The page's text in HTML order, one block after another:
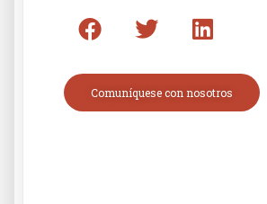
Comuníquese con nosotros